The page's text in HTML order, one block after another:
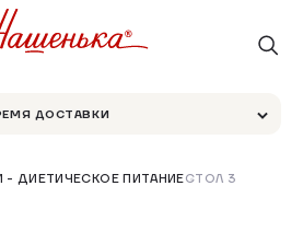
ДОСТАВКИ
- ДИЕТИЧЕСКОЕ ПИТАНИЕСТОЛ 3